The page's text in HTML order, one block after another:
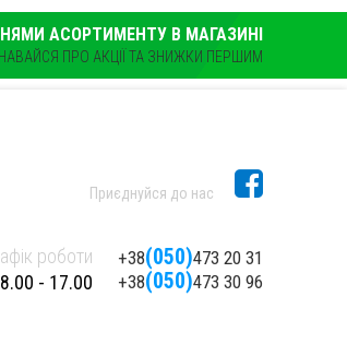
АСОРТИМЕНТУ В МАГАЗИНІ
ПРО АКЦІЇ ТА ЗНИЖКИ ПЕРШИМ
Приєднуйся до нас
роботи
- 17.00
+38(050)473 20 31
+38(050)473 30 96